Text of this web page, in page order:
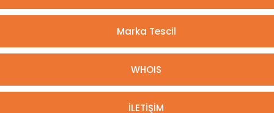
Marka Tescil
WHOIS
İLETİŞİM